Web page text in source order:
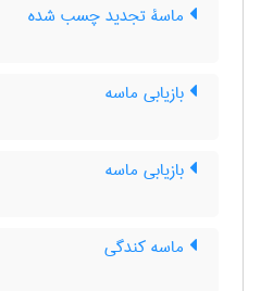
ماسۀ تجدید چسب شده
بازیابی ماسه
بازیابی ماسه
ماسه کندگی